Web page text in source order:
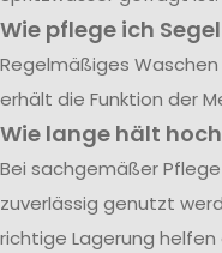
Wie pflege ich
Regelmäßiges
erhält die Funktion der
Wie lange hält
Bei sachgemäßer
zuverlässig genutzt
richtige Lagerung